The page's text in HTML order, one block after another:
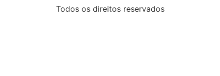
Todos os direitos reservados